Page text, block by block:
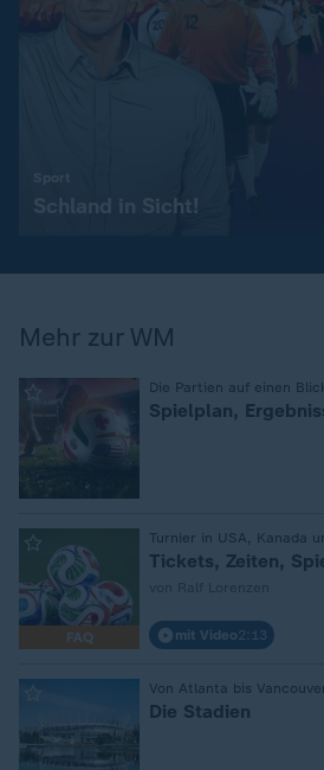
Schland in Sicht!
Mehr zur WM
Die Partien auf einen
Spielplan,
FAQ
Turnier in USA, Kanada
Tickets, Zeiten,
mit Video2:13
Von Atlanta bis
Die Stadien